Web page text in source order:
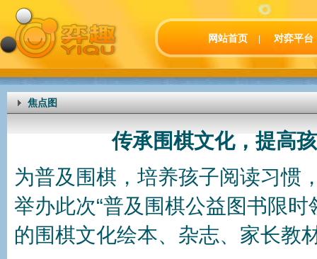
网站首页 对弈平台
焦点图
传承围棋文化，提高
为普及围棋，培养孩子阅读习惯
举办此次“普及围棋公益图书限
的围棋文化绘本、杂志、家长教